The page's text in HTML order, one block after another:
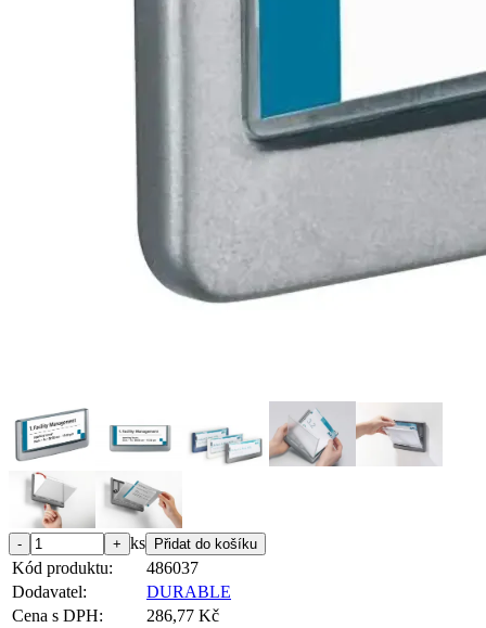
ks
Kód produktu:
486037
Dodavatel:
DURABLE
Cena s DPH:
286,77 Kč